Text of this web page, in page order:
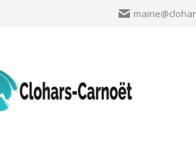
Education –